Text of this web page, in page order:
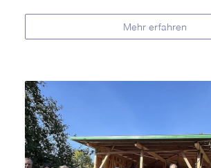
Mehr erfahren